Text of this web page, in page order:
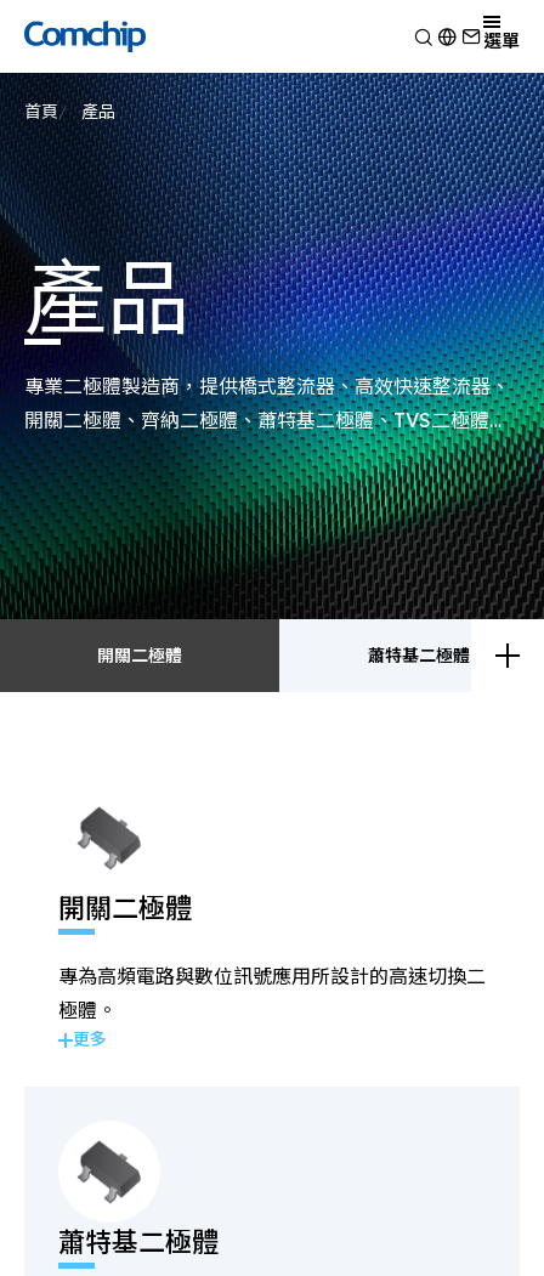
選單
產品
檢視
開關二極體
蕭特基二極體
靜電放電保護元件
瞬態電壓抑制二極體
整流二極體
電晶體
金氧半導體場效電晶體
齊納二極體
橋式整流器
高頻二極體
產品應用
檢視
消費電子
車用電子
Other
技術能力
檢視
研究與開發
生產製造
測試技術
EHS政策
品質與認證
關於典琦
檢視
關於典琦
典琦大事紀
代理商
新聞
檢視
公司新聞
產品新聞
公司活動
首頁 產品
產品
專業二極體製造商，提供橋式整流器、高效快速整流器、
開關二極體、齊納二極體、蕭特基二極體、TVS二極體、
ESD突波吸收器以及電晶體MOSFET系列產品。
開關二極體 蕭特基二極體
靜電放電保護元件
整流二極體
金氧半導體場效電晶體 齊納二極體
開關二極體
專為高頻電路與數位訊號應用所設計的高速切換二
極體。
更多
蕭特基二極體